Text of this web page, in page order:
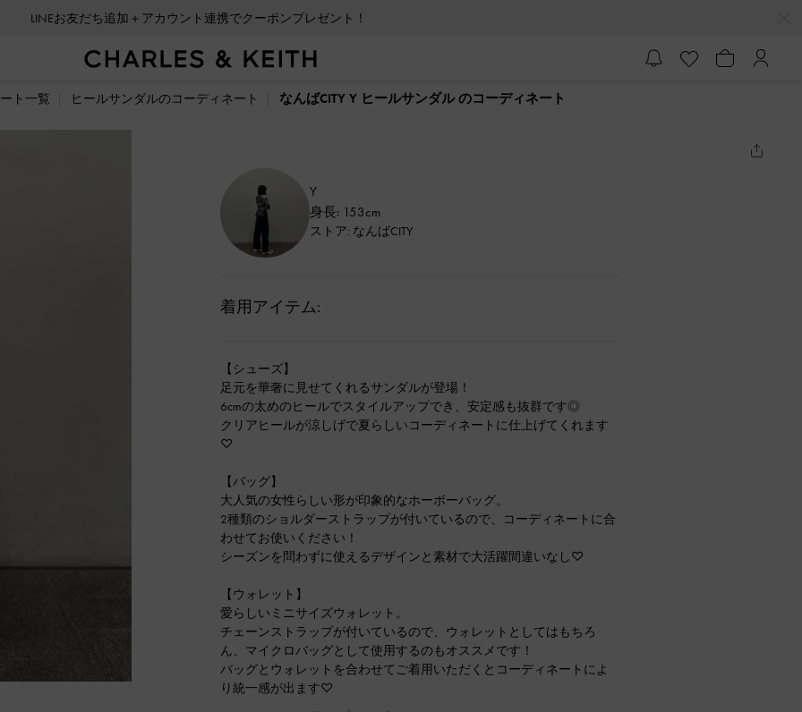
LINEお友だち追加＋アカウント連携でクーポンプレゼント！
ト一覧 ヒールサンダルのコーディネート なんばCITY Y ヒールサンダル のコーディネート
Y
身長: 153cm
ストア: なんばCITY
着用アイテム:
【シューズ】
足元を華奢に見せてくれるサンダルが登場！
6cmの太めのヒールでスタイルアップでき、安定感も抜群です◎
クリアヒールが涼しげで夏らしいコーディネートに仕上げてくれます
♡
【バッグ】
大人気の女性らしい形が印象的なホーボーバッグ。
2種類のショルダーストラップが付いているので、コーディネートに合
わせてお使いください！
シーズンを問わずに使えるデザインと素材で大活躍間違いなし♡
【ウォレット】
愛らしいミニサイズウォレット。
チェーンストラップが付いているので、ウォレットとしてはもちろ
ん、マイクロバッグとして使用するのもオススメです！
バッグとウォレットを合わせてご着用いただくとコーディネートによ
り統一感が出ます♡